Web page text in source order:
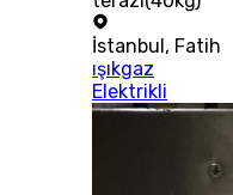
İstanbul, Fatih
ışıkgaz
Elektrikli